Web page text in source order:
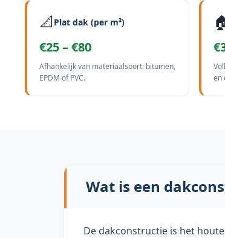
📐 Plat dak (per m²)
€25 – €80
Afhankelijk van materiaalsoort: bitumen,
EPDM of PVC.
en
Wat is een
De dakconstructie is het